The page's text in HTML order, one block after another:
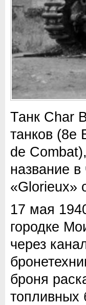
Танк Char
танков (8e
de
название в
«Glorieux»
17 мая
городке
через
броня
топливных